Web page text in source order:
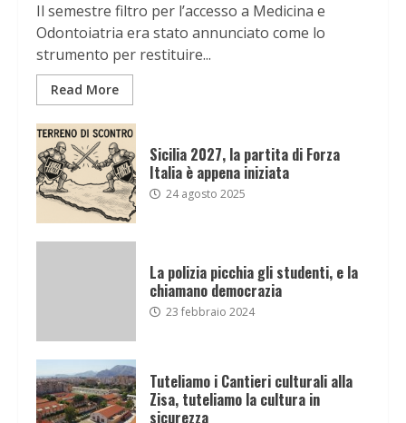
Il semestre filtro per l’accesso a Medicina e
Odontoiatria era stato annunciato come lo
strumento per restituire...
Read More
Sicilia 2027, la partita di Forza
Italia è appena iniziata
24 agosto 2025
La polizia picchia gli studenti, e la
chiamano democrazia
23 febbraio 2024
Tuteliamo i Cantieri culturali alla
Zisa, tuteliamo la cultura in
sicurezza